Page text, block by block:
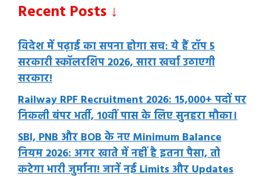
Recent Posts ↓
विदेश में पढ़ाई का सपना होगा सच: ये हैं टॉप 5
सरकारी स्कॉलरशिप 2026, सारा खर्चा उठाएगी
सरकार!
Railway RPF Recruitment 2026: 15,000+ पदों पर
निकली बंपर भर्ती, 10वीं पास के लिए सुनहरा मौका।
SBI, PNB और BOB के नए Minimum Balance
नियम 2026: अगर खाते में नहीं है इतना पैसा, तो
कटेगा भारी जुर्माना! जानें नई Limits और Updates